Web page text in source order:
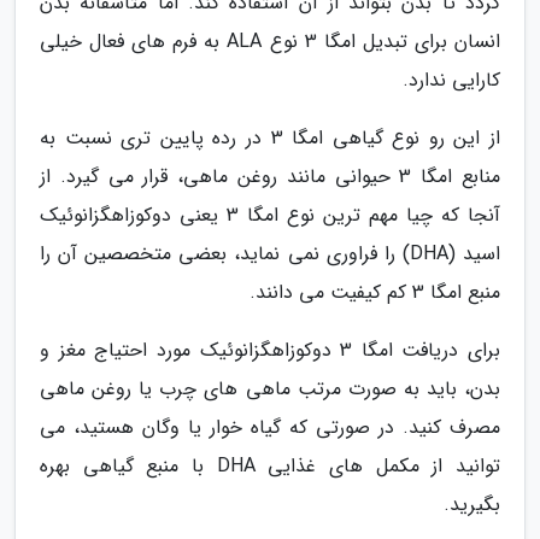
انسان برای تبدیل امگا 3 نوع ALA به فرم های فعال خیلی
کارایی ندارد.
از این رو نوع گیاهی امگا 3 در رده پایین تری نسبت به
منابع امگا 3 حیوانی مانند روغن ماهی، قرار می گیرد. از
آنجا که چیا مهم ترین نوع امگا 3 یعنی دوکوزاهگزانوئیک
اسید (DHA) را فراوری نمی نماید، بعضی متخصصین آن را
منبع امگا 3 کم کیفیت می دانند.
برای دریافت امگا 3 دوکوزاهگزانوئیک مورد احتیاج مغز و
بدن، باید به صورت مرتب ماهی های چرب یا روغن ماهی
مصرف کنید. در صورتی که گیاه خوار یا وگان هستید، می
توانید از مکمل های غذایی DHA با منبع گیاهی بهره
بگیرید.